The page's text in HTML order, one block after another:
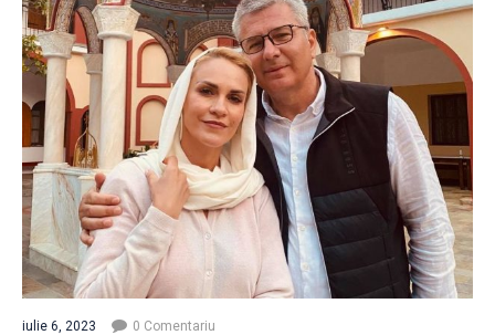
iulie 6, 2023 0 Comentariu